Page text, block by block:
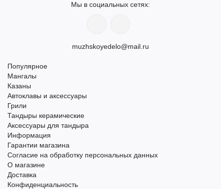
Мы в социальных сетях:
muzhskoyedelo@mail.ru
Популярное
Мангалы
Казаны
Автоклавы и аксессуары
Грили
Тандыры керамические
Аксессуары для тандыра
Информация
Гарантии магазина
Согласие на обработку персональных данных
О магазине
Доставка
Конфиденциальность